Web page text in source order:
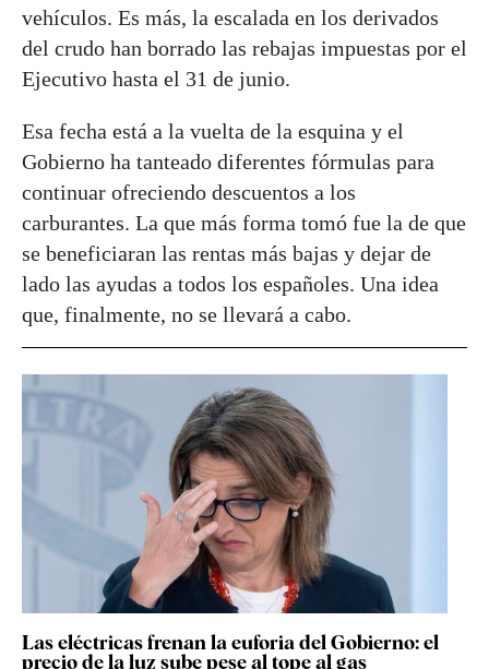
vehículos. Es más, la escalada en los derivados
del crudo han borrado las rebajas impuestas por el
Ejecutivo hasta el 31 de junio.
Esa fecha está a la vuelta de la esquina y el
Gobierno ha tanteado diferentes fórmulas para
continuar ofreciendo descuentos a los
carburantes. La que más forma tomó fue la de que
se beneficiaran las rentas más bajas y dejar de
lado las ayudas a todos los españoles. Una idea
que, finalmente, no se llevará a cabo.
Las eléctricas frenan la euforia del Gobierno: el
precio de la luz sube pese al tope al gas